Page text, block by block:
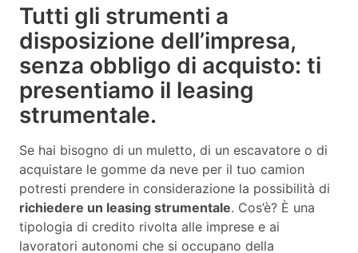
Tutti gli strumenti a
disposizione dell’impresa,
senza obbligo di acquisto: ti
presentiamo il leasing
strumentale.
Se hai bisogno di un muletto, di un escavatore o di
acquistare le gomme da neve per il tuo camion
potresti prendere in considerazione la possibilità di
richiedere un leasing strumentale. Cos’è? È una
tipologia di credito rivolta alle imprese e ai
lavoratori autonomi che si occupano della